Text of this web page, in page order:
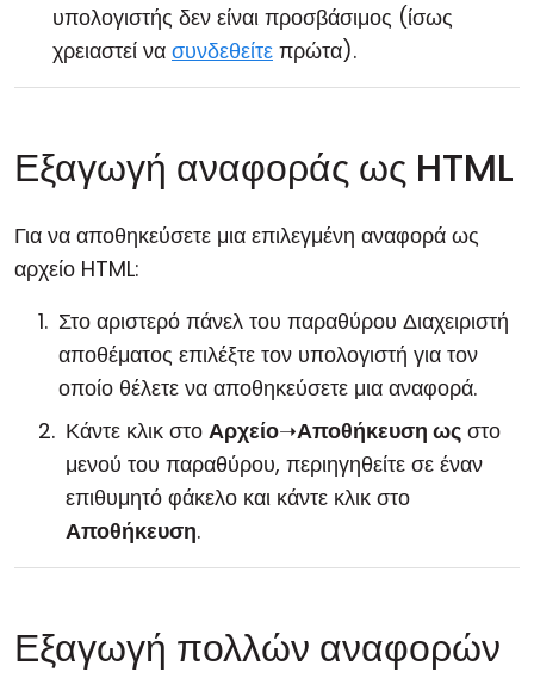
υπολογιστής δεν είναι προσβάσιμος (ίσως
χρειαστεί να συνδεθείτε πρώτα).
Εξαγωγή αναφοράς ως HTML
Για να αποθηκεύσετε μια επιλεγμένη αναφορά ως
αρχείο HTML:
Στο αριστερό πάνελ του παραθύρου Διαχειριστή
αποθέματος επιλέξτε τον υπολογιστή για τον
οποίο θέλετε να αποθηκεύσετε μια αναφορά.
Κάντε κλικ στο Αρχείο➝Αποθήκευση ως στο
μενού του παραθύρου, περιηγηθείτε σε έναν
επιθυμητό φάκελο και κάντε κλικ στο
Αποθήκευση.
Εξαγωγή πολλών αναφορών